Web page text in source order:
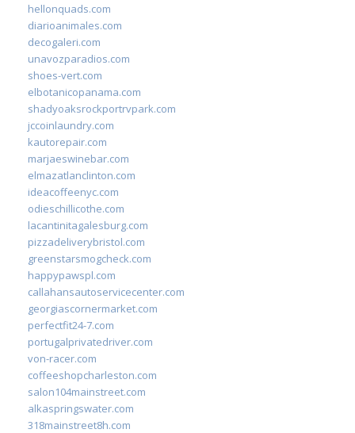
hellonquads.com
diarioanimales.com
decogaleri.com
unavozparadios.com
shoes-vert.com
elbotanicopanama.com
shadyoaksrockportrvpark.com
jccoinlaundry.com
kautorepair.com
marjaeswinebar.com
elmazatlanclinton.com
ideacoffeenyc.com
odieschillicothe.com
lacantinitagalesburg.com
pizzadeliverybristol.com
greenstarsmogcheck.com
happypawspl.com
callahansautoservicecenter.com
georgiascornermarket.com
perfectfit24-7.com
portugalprivatedriver.com
von-racer.com
coffeeshopcharleston.com
salon104mainstreet.com
alkaspringswater.com
318mainstreet8h.com